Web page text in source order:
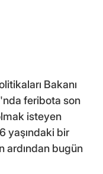
Bakanı
feribota son
isteyen
yaşındaki bir
ardından bugün